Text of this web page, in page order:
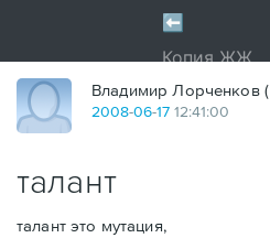
Владимир Лорченков (
2008-06-17 12:41:00
талант
талант это мутация,